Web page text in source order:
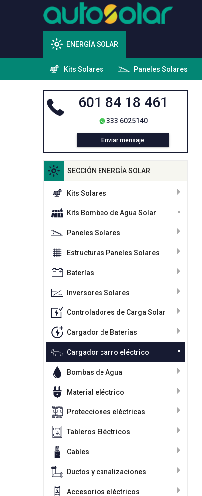
ENERGÍA SOLAR
Kits Solares Paneles Solares
601 84 18 461
333 6025140
Enviar mensaje
SECCIÓN ENERGÍA SOLAR
Kits Solares
Kits Bombeo de Agua Solar
Paneles Solares
Estructuras Paneles Solares
Baterías
Inversores Solares
Controladores de Carga Solar
Cargador de Baterías
Cargador carro eléctrico
Bombas de Agua
Material eléctrico
Protecciones eléctricas
Tableros Eléctricos
Cables
Ductos y canalizaciones
Accesorios eléctricos